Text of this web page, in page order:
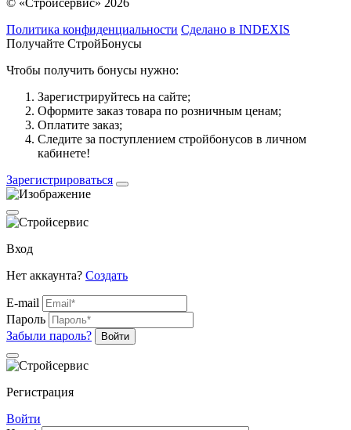
© «Стройсервис» 2026
Политика конфиденциальности Сделано в INDEXIS
Получайте СтройБонусы
Чтобы получить бонусы нужно:
Зарегистрируйтесь на сайте;
Оформите заказ товара по розничным ценам;
Оплатите заказ;
Следите за поступлением стройбонусов в личном
кабинете!
Зарегистрироваться
Вход
Нет аккаунта? Создать
E-mail
Пароль
Забыли пароль?
Войти
Регистрация
Войти